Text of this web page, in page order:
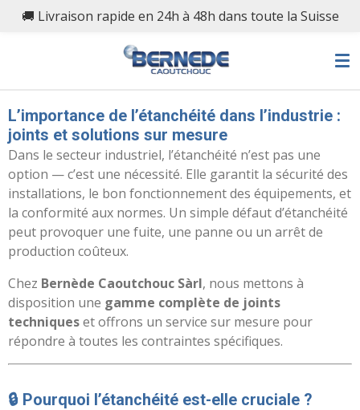
Passer
🚚 Livraison rapide en 24h à 48h dans toute la Suisse
L’importance de l’étanchéité dans l’industrie :
joints et solutions sur mesure
Dans le secteur industriel, l’étanchéité n’est pas une
option — c’est une nécessité. Elle garantit la sécurité des
installations, le bon fonctionnement des équipements, et
la conformité aux normes. Un simple défaut d’étanchéité
peut provoquer une fuite, une panne ou un arrêt de
production coûteux.
Chez Bernède Caoutchouc Sàrl, nous mettons à
disposition une gamme complète de joints
techniqueset offrons un service sur mesure pour
répondre à toutes les contraintes spécifiques.
🔒 Pourquoi l’étanchéité est-elle cruciale ?